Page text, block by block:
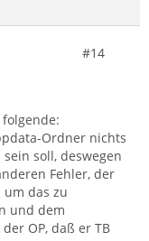
#14
Ordner nichts
soll, deswegen
Fehler, der
das zu
und dem
OP, daß er TB